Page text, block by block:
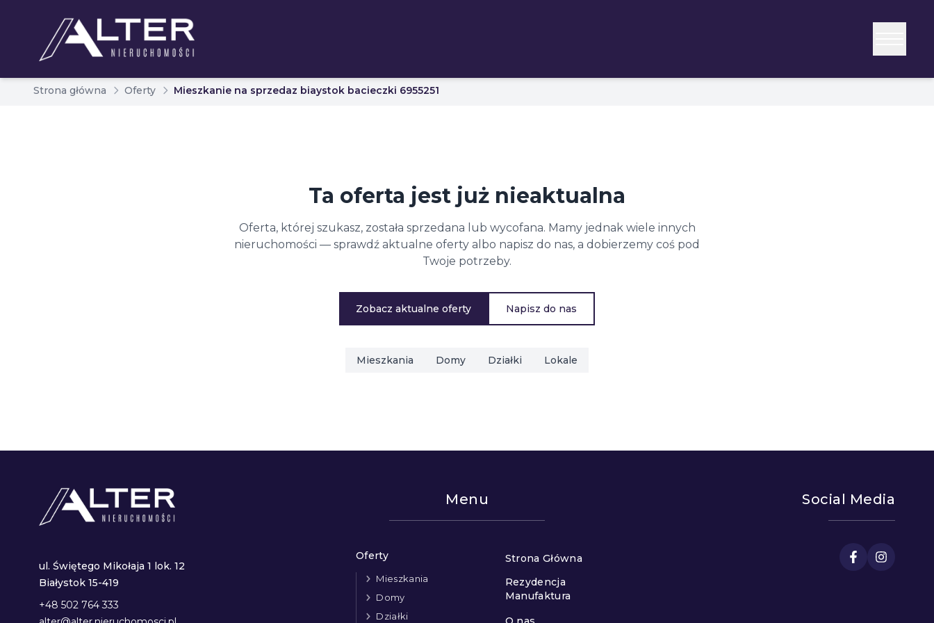
Strona główna Oferty Mieszkanie na sprzedaz biaystok bacieczki 6955251
Ta oferta jest już nieaktualna
Oferta, której szukasz, została sprzedana lub wycofana. Mamy jednak wiele innych
nieruchomości — sprawdź aktualne oferty albo napisz do nas, a dobierzemy coś pod
Twoje potrzeby.
Zobacz aktualne oferty Napisz do nas
Mieszkania Domy Działki Lokale
ul. Świętego Mikołaja 1 lok. 12
Białystok 15-419
+48 502 764 333
Menu
Oferty
Mieszkania
Domy
Działki
Strona Główna
Rezydencja
Manufaktura
Social Media